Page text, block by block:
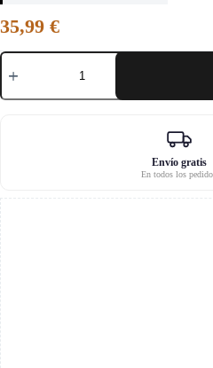
35,99 €
Patrón
en
de
Envío gratis
En todos los